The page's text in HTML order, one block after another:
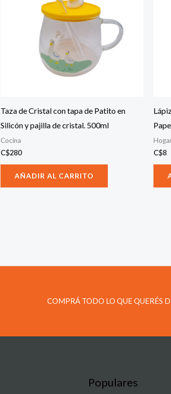
Taza de Cristal con tapa de Patito en
Silicón y pajilla de cristal. 500ml
Cocina
C$280
AÑADIR AL CARRITO
C$8
COMPRÁ TODO LO QUE QUERÉS
Populares